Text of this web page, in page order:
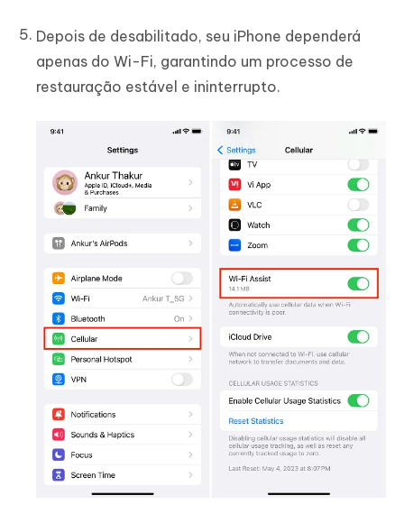
Depois de desabilitado, seu iPhone dependerá
apenas do Wi-Fi, garantindo um processo de
restauração estável e ininterrupto.